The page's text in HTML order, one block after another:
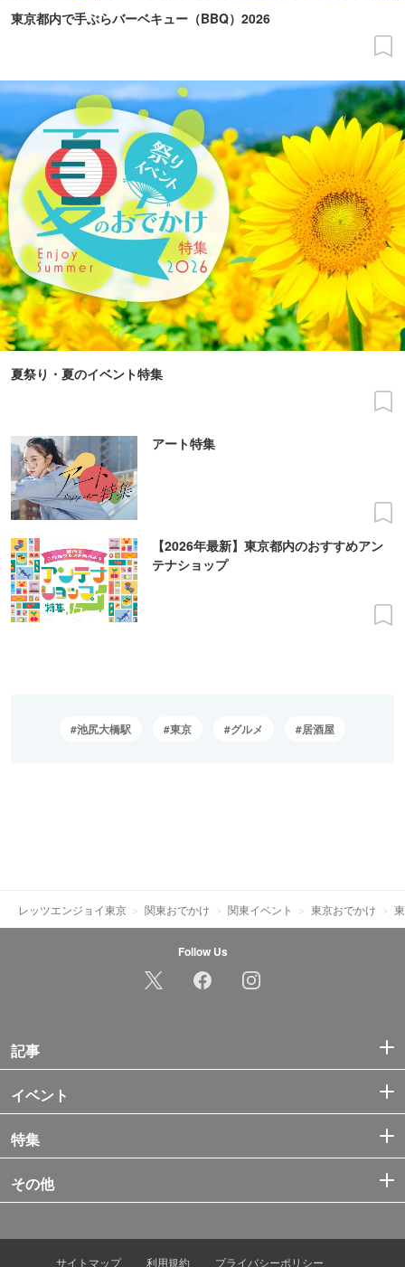
東京都内で手ぶらバーベキュー（BBQ）2026
夏祭り・夏のイベント特集
アート特集
【2026年最新】東京都内のおすすめアン
テナショップ
池尻大橋駅 東京 グルメ 居酒屋
レッツエンジョイ東京 関東おでかけ 関東イベント 東京おでかけ
Follow Us
記事
イベント
特集
その他
サイトマップ 利用規約 プライバシーポリシー